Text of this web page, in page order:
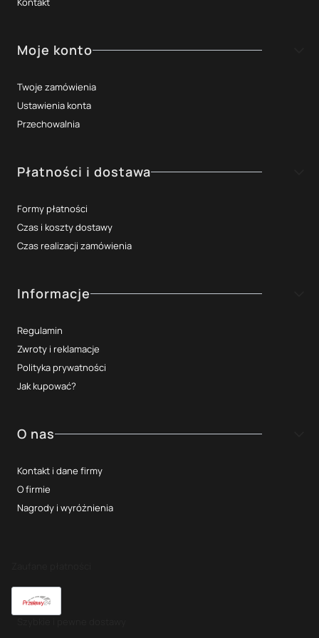
Moje konto
Twoje zamówienia
Ustawienia konta
Przechowalnia
Płatności i dostawa
Formy płatności
Czas i koszty dostawy
Czas realizacji zamówienia
Informacje
Regulamin
Zwroty i reklamacje
Polityka prywatności
Jak kupować?
O nas
Kontakt i dane firmy
O firmie
Nagrody i wyróżnienia